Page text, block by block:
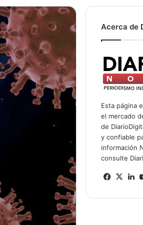
Acerca de
Esta página
el mercado
de
y confiable
información
consulte
X